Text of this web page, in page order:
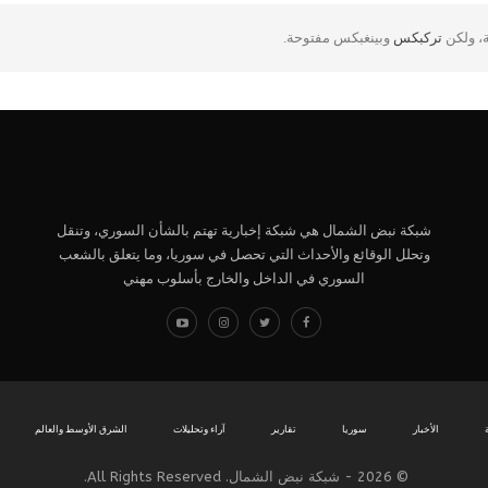
ولكن تركبكس وبينغبكس مفتوحة.
شبكة نبض الشمال هي شبكة إخبارية تهتم بالشأن السوري، وتنقل
وتحلل الوقائع والأحداث التي تحصل في سوريا، وما يتعلق بالشعب
السوري في الداخل والخارج بأسلوب مهني
الأخبار سوريا تقارير آراء وتحليلات الشرق الأوسط والعالم
© 2026 - شبكة نبض الشمال. All Rights Reserved.